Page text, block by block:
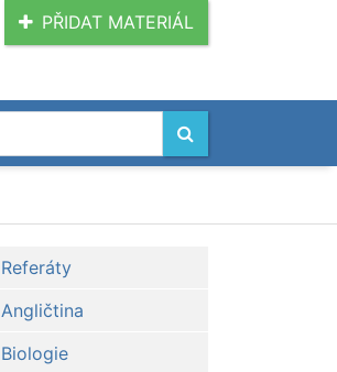
PŘIDAT MATERIÁL
Referáty
Angličtina
Biologie